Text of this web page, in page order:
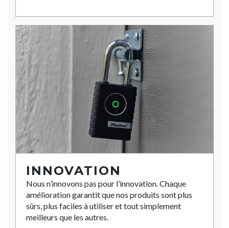
INNOVATION
Nous n’innovons pas pour l’innovation. Chaque
amélioration garantit que nos produits sont plus
sûrs, plus faciles à utiliser et tout simplement
meilleurs que les autres.